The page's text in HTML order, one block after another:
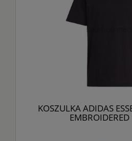
KOSZULKA ADIDAS